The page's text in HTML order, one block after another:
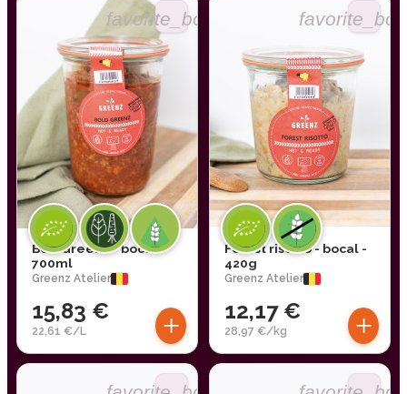
favorite_border
BoloGreenz - bocal -
700ml
Greenz Atelier
15,83 €
22,61 €/L +
Forest risotto - bocal -
420g
Greenz Atelier
12,17 €
28,97 €/kg +